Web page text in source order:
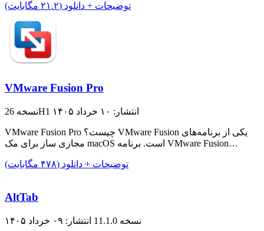
توضیحات + دانلود (۲۱.۲ مگابایت)
VMware Fusion Pro
نسخه 26H1 انتشار: ۱۰ خرداد ۱۴۰۵
VMware Fusion Pro چیست؟ VMware Fusion یکی از برنامه‌های
مجازی ساز برای مک macOS است. برنامه VMware Fusion…
توضیحات + دانلود (۴۷۸ مگابایت)
AltTab
نسخه 11.1.0 انتشار: ۰۹ خرداد ۱۴۰۵